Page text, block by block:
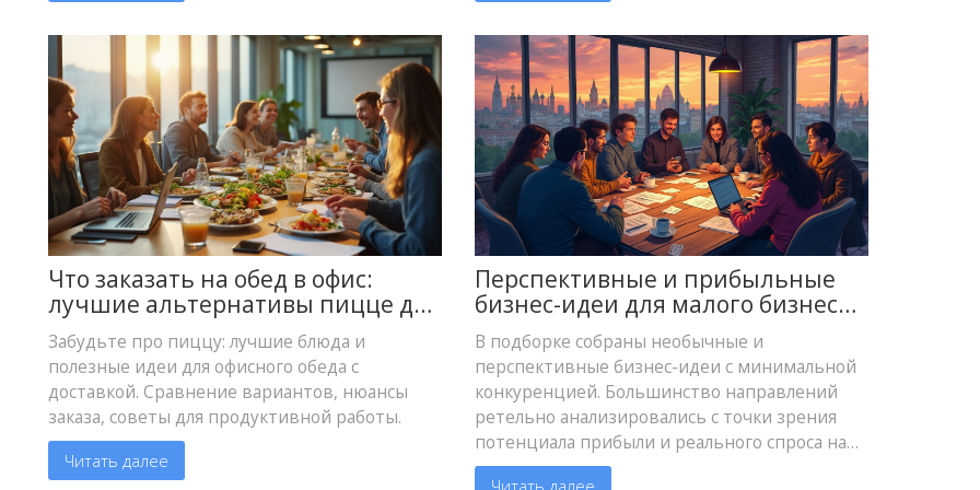
Что заказать на обед в офис:
лучшие альтернативы пицце для
сотрудников
Забудьте про пиццу: лучшие блюда и
полезные идеи для офисного обеда с
доставкой. Сравнение вариантов, нюансы
заказа, советы для продуктивной работы.
Читать далее
Перспективные и прибыльные
бизнес-идеи для малого бизнеса:
что ещё вне мейнстрима
В подборке собраны необычные и
перспективные бизнес-идеи с минимальной
конкуренцией. Большинство направлений
ретельно анализировались с точки зрения
потенциала прибыли и реального спроса на
рынке. Статья особенно полезна тем, кто
Читать далее